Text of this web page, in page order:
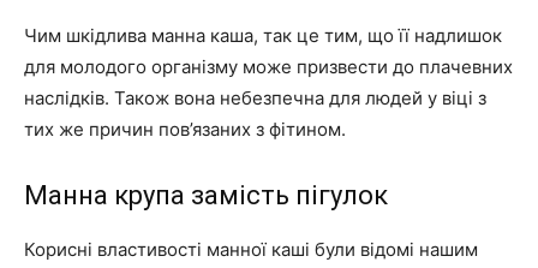
Чим шкідлива манна каша, так це тим, що її надлишок
для молодого організму може призвести до плачевних
наслідків. Також вона небезпечна для людей у віці з
тих же причин пов’язаних з фітином.
Манна крупа замість пігулок
Корисні властивості манної каші були відомі нашим